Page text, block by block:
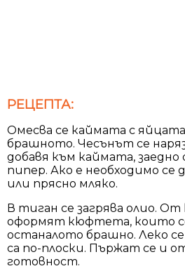
РЕЦЕПТА:
Омесва се каймата с
брашното. Чесънът се
добавя към каймата, заедно
пипер. Ако е необходимо се
или прясно мляко.
В тиган се загрява олио.
оформят кюфтета, които
останалото брашно. Леко
са по-плоски. Пържат се и
готовност.